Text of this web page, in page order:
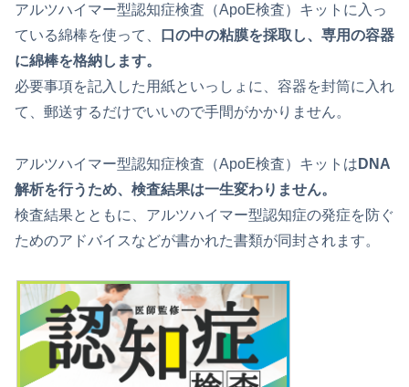
アルツハイマー型認知症検査（ApoE検査）キットに入っ
ている綿棒を使って、
口の中の粘膜を採取し、専用の容器
に綿棒を格納します。
必要事項を記入した用紙といっしょに、容器を封筒に入れ
て、郵送するだけでいいので手間がかかりません。
アルツハイマー型認知症検査（ApoE検査）キットは DNA
解析を行うため、検査結果は一生変わりません。
検査結果とともに、アルツハイマー型認知症の発症を防ぐ
ためのアドバイスなどが書かれた書類が同封されます。